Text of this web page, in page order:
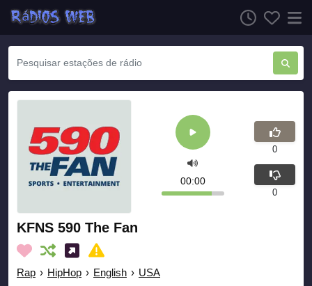
KFNS 590 The Fan
Rap › HipHop › English › USA
00:00
0
0